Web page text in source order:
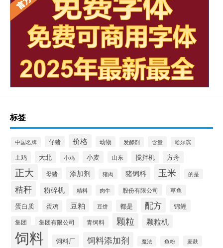
标签
中国名牌 仔猪 价格 动物 发酵剂 含量 哈尔滨
土鸡 大北 小鸡 小麦 山东 搅拌机 方舟
正大 母猪 添加剂 猪肉 猪饲料 玉米 的是
秸秆 粉碎机 精料 肉牛 股份有限公司 草鱼
蛋白质 蛋鸡 豆粕 豆饼 都是 配方 锦鲤
集团 集团有限公司 青饲料 颗粒 颗粒机
饲料 饲料厂 饲料添加剂 魔法 鱼粉 麦麸